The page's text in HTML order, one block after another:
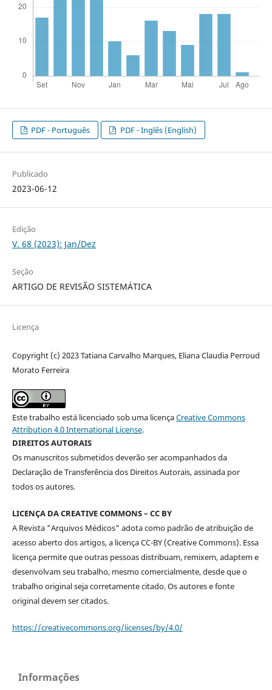
PDF - Português PDF - Inglês (English)
Publicado
2023-06-12
Edição
V. 68 (2023): Jan/Dez
Seção
ARTIGO DE REVISÃO SISTEMÁTICA
Licença
Copyright (c) 2023 Tatiana Carvalho Marques, Eliana Claudia Perroud
Morato Ferreira
Este trabalho está licenciado sob uma licençaCreative Commons
Attribution 4.0 International License.
DIREITOS AUTORAIS
Os manuscritos submetidos deverão ser acompanhados da
Declaração de Transferência dos Direitos Autorais, assinada por
todos os autores.
LICENÇA DA CREATIVE COMMONS – CC BY
A Revista "Arquivos Médicos" adota como padrão de atribuição de
acesso aberto dos artigos, a licença CC-BY (Creative Commons). Essa
licença permite que outras pessoas distribuam, remixem, adaptem e
desenvolvam seu trabalho, mesmo comercialmente, desde que o
trabalho original seja corretamente citado. Os autores e fonte
original devem ser citados.
https://creativecommons.org/licenses/by/4.0/
Informações